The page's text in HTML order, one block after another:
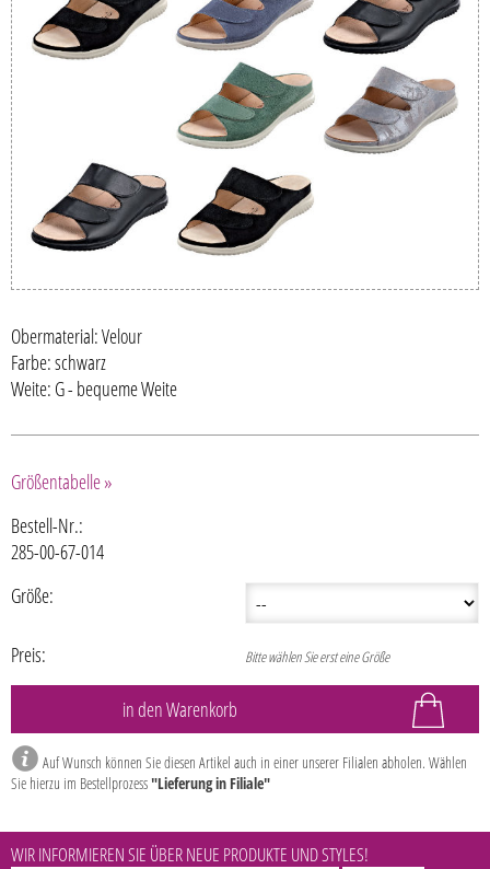
Obermaterial: Velour
Farbe: schwarz
Weite: G - bequeme Weite
Größentabelle »
Bestell-Nr.:
285-00-67-014
Größe:
Preis: Bitte wählen Sie erst eine Größe
Auf Wunsch können Sie diesen Artikel auch in einer unserer Filialen abholen. Wählen
Sie hierzu im Bestellprozess"Lieferung in Filiale"
WIR INFORMIEREN SIE ÜBER NEUE PRODUKTE UND STYLES!